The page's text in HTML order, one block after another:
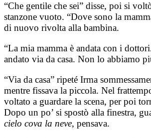
“Che gentile che sei” disse, poi si
stanzone vuoto. “Dove sono la
di nuovo rivolta alla bambina.
“La mia mamma è andata con i
andato via da casa. Non lo abbiamo
“Via da casa” ripeté Irma
mentre fissava la piccola. Nel
voltato a guardare la scena, per poi
Dopo un po’ si spostò alla finestra,
cielo cova la neve, pensava.